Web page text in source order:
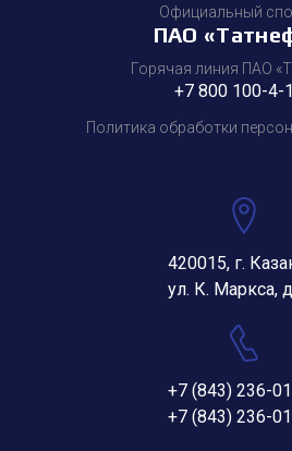
Официальный
ПАО
Горячая линия ПАО
+7 800 100-4-
Политика обработки
420015, г.
ул. К. Маркса,
+7 (843) 236-
+7 (843) 236-